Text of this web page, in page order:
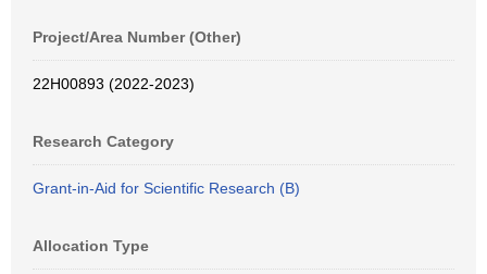
Project/Area Number (Other)
22H00893 (2022-2023)
Research Category
Grant-in-Aid for Scientific Research (B)
Allocation Type